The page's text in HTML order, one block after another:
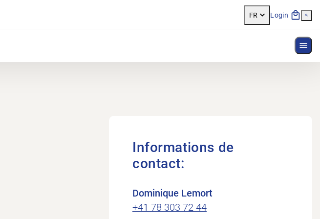
FR Login
Informations de
contact:
Dominique Lemort
+41 78 303 72 44